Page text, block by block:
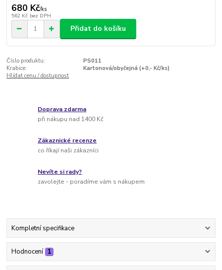
680 Kč/ks
562 Kč bez DPH
Přidat do košíku
Číslo produktu:
PS011
Krabice:
Kartonová/obyčejná (+0,- Kč/ks)
Hlídat cenu / dostupnost
Doprava zdarma
při nákupu nad 1400 Kč
Zákaznické recenze
co říkají naši zákazníci
Nevíte si rady?
zavolejte - poradíme vám s nákupem
Kompletní specifikace
Hodnocení 1